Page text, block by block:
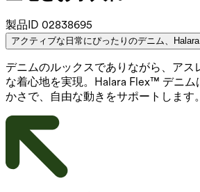
製品ID 02838695
アクティブな日常にぴったりのデニム、
デニムのルックスでありながら、アス
な着心地を実現。Halara Flex™ デニム
かさで、自由な動きをサポートします。